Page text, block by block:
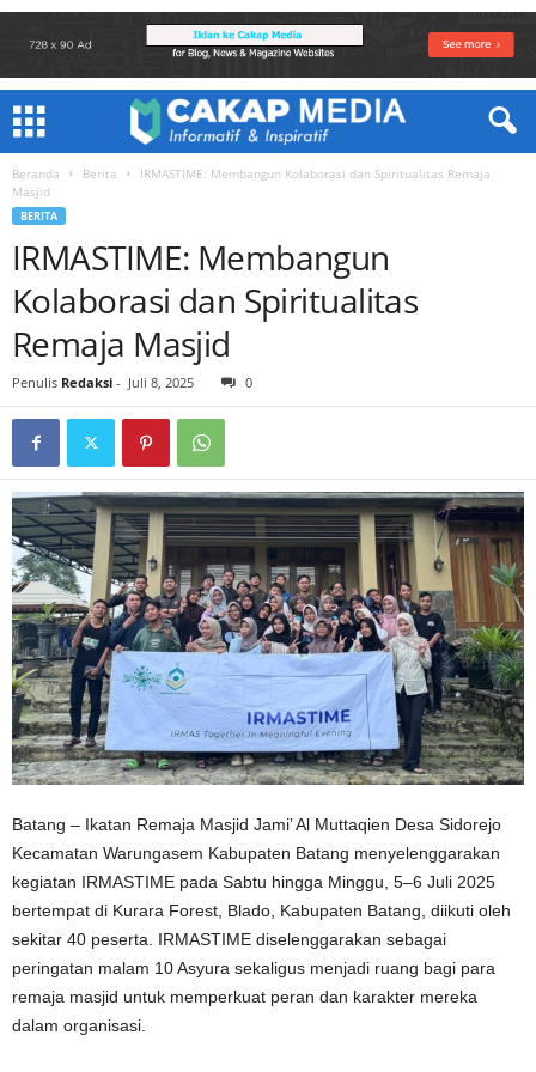
Beranda Berita
IRMASTIME: Membangun Kolaborasi dan Spiritualitas Remaja
Masjid
BERITA
IRMASTIME: Membangun
Kolaborasi dan Spiritualitas
Remaja Masjid
Penulis Redaksi - Juli 8, 2025 0
Batang – Ikatan Remaja Masjid Jami’ Al Muttaqien Desa Sidorejo
Kecamatan Warungasem Kabupaten Batang menyelenggarakan
kegiatan IRMASTIME pada Sabtu hingga Minggu, 5–6 Juli 2025
bertempat di Kurara Forest, Blado, Kabupaten Batang, diikuti oleh
sekitar 40 peserta. IRMASTIME diselenggarakan sebagai
peringatan malam 10 Asyura sekaligus menjadi ruang bagi para
remaja masjid untuk memperkuat peran dan karakter mereka
dalam organisasi.